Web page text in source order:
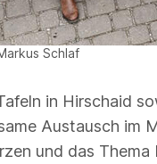
Schlaf
in Hirschaid
Austausch
und das